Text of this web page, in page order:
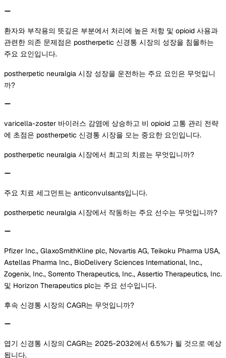
환자와 부작용의 뜻깊은 부분에서 처리에 높은 저항 및 opioid 사용과
관련한 의존 문제점은 postherpetic 신경통 시장의 성장을 침몰하는
주요 요인입니다.
postherpetic neuralgia 시장 성장을 운전하는 주요 요인은 무엇입니
까?
varicella-zoster 바이러스 감염에 상승하고 비 opioid 고통 관리 전략
에 초점은 postherpetic 신경통 시장을 모는 중요한 요인입니다.
postherpetic neuralgia 시장에서 최고의 치료는 무엇입니까?
주요 치료 세그먼트는 anticonvulsants입니다.
postherpetic neuralgia 시장에서 작동하는 주요 선수는 무엇입니까?
Pfizer Inc., GlaxoSmithKline plc, Novartis AG, Teikoku Pharma USA,
Astellas Pharma Inc., BioDelivery Sciences International, Inc.,
Zogenix, Inc., Sorrento Therapeutics, Inc., Assertio Therapeutics, Inc.
및 Horizon Therapeutics plc는 주요 선수입니다.
후속 신경통 시장의 CAGR는 무엇입니까?
엽기 신경통 시장의 CAGR는 2025-2032에서 6.5%가 될 것으로 예상
됩니다.